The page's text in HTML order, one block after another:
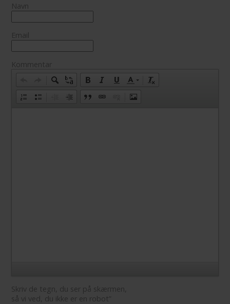
Navn
Email
Kommentar
Skriv de tegn, du ser på skærmen,
så vi ved, du ikke er en robot”